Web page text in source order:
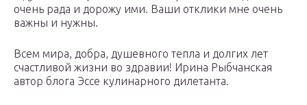
очень рада и дорожу ими. Ваши отклики мне очень
важны и нужны.
Всем мира, добра, душевного тепла и долгих лет
счастливой жизни во здравии! Ирина Рыбчанская
автор блога Эссе кулинарного дилетанта.